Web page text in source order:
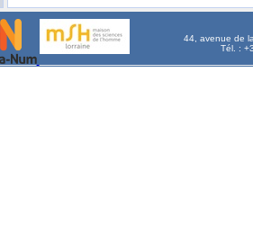
44, avenue de
Tél. :